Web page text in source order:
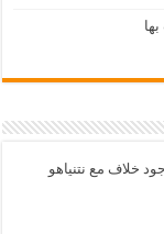
خلاف مع نتنياهو